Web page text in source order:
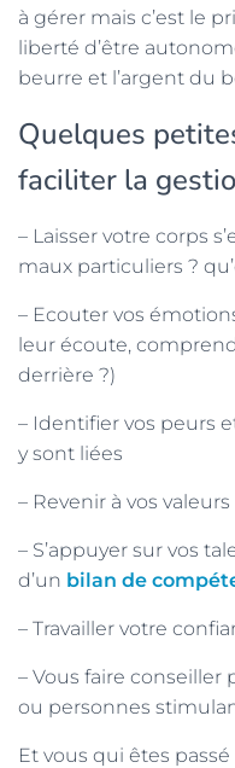
à gérer mais c’est le
liberté d’être
beurre et l’argent du
Quelques
faciliter la
– Laisser votre corps
maux particuliers ?
– Ecouter vos
leur écoute,
derrière ?)
– Identifier vos peurs
y sont liées
– Revenir à vos
– S’appuyer sur vos
d’un bilan de
– Travailler votre
– Vous faire conseiller
ou personnes
Et vous qui êtes